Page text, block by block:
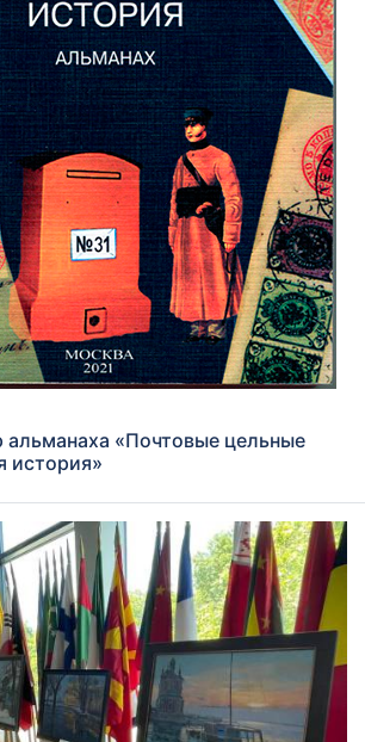
«Почтовые цельные
история»